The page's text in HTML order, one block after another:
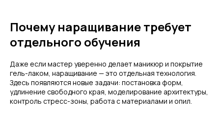
Почему наращивание требует
отдельного обучения
Даже если мастер уверенно делает маникюр и покрытие
гель-лаком, наращивание — это отдельная технология.
Здесь появляются новые задачи: постановка форм,
удлинение свободного края, моделирование архитектуры,
контроль стресс-зоны, работа с материалами и опил.